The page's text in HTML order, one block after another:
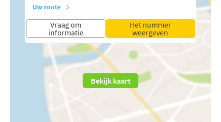
Uw route
Vraag om
informatie
Het nummer
weergeven
Bekijk kaart